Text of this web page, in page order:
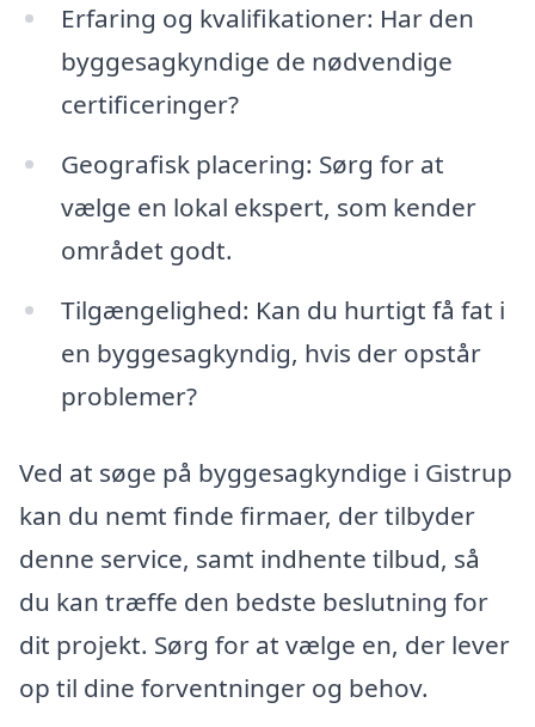
Erfaring og kvalifikationer: Har den
byggesagkyndige de nødvendige
certificeringer?
Geografisk placering: Sørg for at
vælge en lokal ekspert, som kender
området godt.
Tilgængelighed: Kan du hurtigt få fat i
en byggesagkyndig, hvis der opstår
problemer?
Ved at søge på byggesagkyndige i Gistrup
kan du nemt finde firmaer, der tilbyder
denne service, samt indhente tilbud, så
du kan træffe den bedste beslutning for
dit projekt. Sørg for at vælge en, der lever
op til dine forventninger og behov.